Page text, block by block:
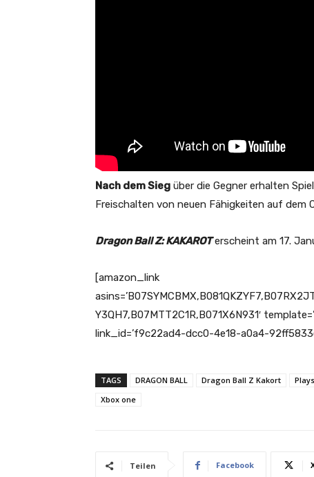
Nach dem Sieg über die Gegner erhalten
Freischalten von neuen Fähigkeiten auf
Dragon Ball Z: KAKAROTerscheint am 17.
[amazon_link
Y3QH7,B07MTT2C1R,B071X6N931′
link_id=’f9c22ad4-dcc0-4e18-a0a4-
TAGS DRAGON BALL Dragon Ball Z Kakort
Xbox one
Teilen Facebook